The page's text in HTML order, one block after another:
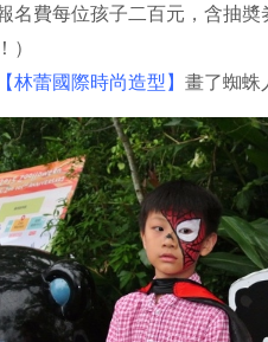
名費每位孩子二百元，含抽
）
【林蕾國際時尚造型】 畫了蜘蛛